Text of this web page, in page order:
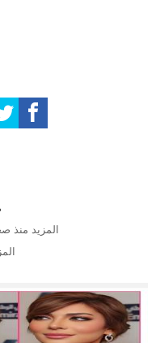
المزيد منذ